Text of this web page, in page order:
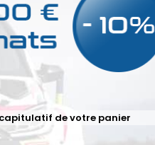
Coude 90° diam. 8mm
21,02 €
Quantité
En
Commandé
de votre panier